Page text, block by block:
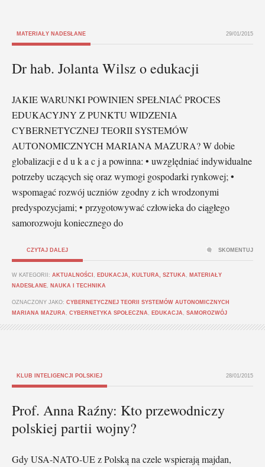
MATERIAŁY NADESŁANE 29/01/2015
Dr hab. Jolanta Wilsz o edukacji
JAKIE WARUNKI POWINIEN SPEŁNIAĆ PROCES
EDUKACYJNY Z PUNKTU WIDZENIA
CYBERNETYCZNEJ TEORII SYSTEMÓW
AUTONOMICZNYCH MARIANA MAZURA? W dobie
globalizacji e d u k a c j a powinna: • uwzględniać indywidualne
potrzeby uczących się oraz wymogi gospodarki rynkowej; •
wspomagać rozwój uczniów zgodny z ich wrodzonymi
predyspozycjami; • przygotowywać człowieka do ciągłego
samorozwoju koniecznego do
CZYTAJ DALEJ
W KATEGORII: AKTUALNOŚCI EDUKACJA, KULTURA, SZTUKA
MATERIAŁY
NADESŁANE
NAUKA I TECHNIKA
OZNACZONY JAKO: CYBERNETYCZNEJ TEORII SYSTEMÓW AUTONOMICZNYCH
MARIANA MAZURA
CYBERNETYKA SPOŁECZNA EDUKACJA SAMOROZWÓJ
SKOMENTUJ
KLUB INTELIGENCJI POLSKIEJ 28/01/2015
Prof. Anna Raźny: Kto przewodniczy
polskiej partii wojny?
Gdy USA-NATO-UE z Polską na czele wspierają majdan,